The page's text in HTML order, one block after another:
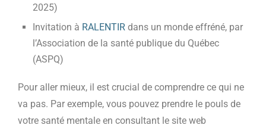
2025)
Invitation à RALENTIR dans un monde effréné, par
l’Association de la santé publique du Québec
(ASPQ)
Pour aller mieux, il est crucial de comprendre ce qui ne
va pas. Par exemple, vous pouvez prendre le pouls de
votre santé mentale en consultant le site web